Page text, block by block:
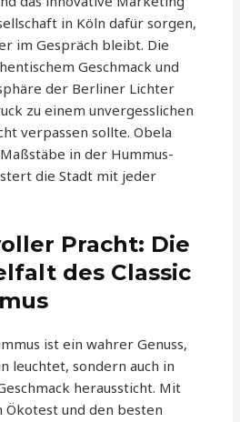
in Köln dafür sorgen,
im Gespräch bleibt. Die
Geschmack und
der Berliner Lichter
zu einem unvergesslichen
verpassen sollte. Obela
in der Hummus-
die Stadt mit jeder
Pracht: Die
des Classic
ist ein wahrer Genuss,
leuchtet, sondern auch in
heraussticht. Mit
Ökotest und den besten